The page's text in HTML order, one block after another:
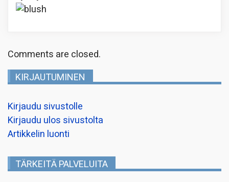
Comments are closed.
KIRJAUTUMINEN
Kirjaudu sivustolle
Kirjaudu ulos sivustolta
Artikkelin luonti
TÄRKEITÄ PALVELUITA